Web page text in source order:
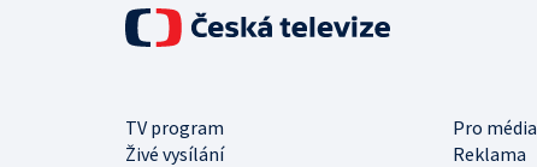
TV program
Pro média
Živé vysílání
Reklama